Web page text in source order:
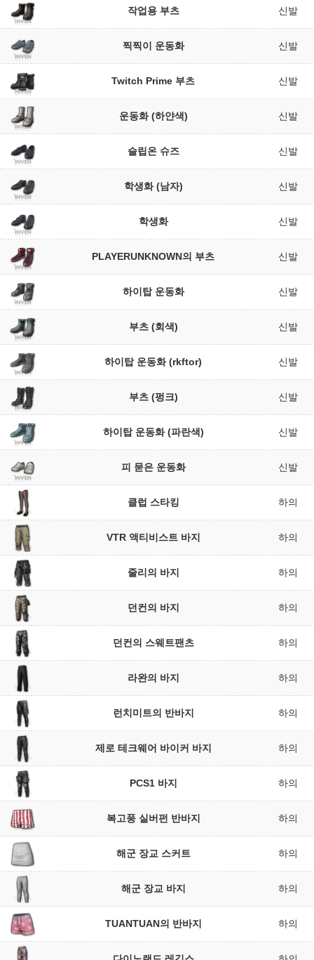
작업용 부츠 신발
찍찍이 운동화 신발
Twitch Prime 부츠 신발
운동화 (하얀색) 신발
슬립온 슈즈 신발
학생화 (남자) 신발
학생화 신발
PLAYERUNKNOWN의 부츠 신발
하이탑 운동화 신발
부츠 (회색) 신발
하이탑 운동화 (rkftor) 신발
부츠 (펑크) 신발
하이탑 운동화 (파란색) 신발
피 묻은 운동화 신발
클럽 스타킹 하의
VTR 액티비스트 바지 하의
줄리의 바지 하의
던컨의 바지 하의
던컨의 스웨트팬츠 하의
라완의 바지 하의
런치미트의 반바지 하의
제로 테크웨어 바이커 바지 하의
PCS1 바지 하의
복고풍 실버펀 반바지 하의
해군 장교 스커트 하의
해군 장교 바지 하의
TUANTUAN의 반바지 하의